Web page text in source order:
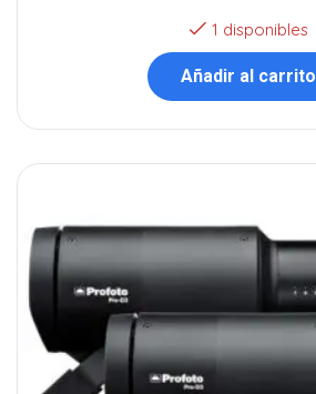
1 disponibles
Añadir al carrito